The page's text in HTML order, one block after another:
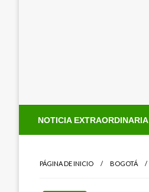
NOTICIA EXTRAORDINARIA
PÁGINA DE INICIO BOGOTÁ